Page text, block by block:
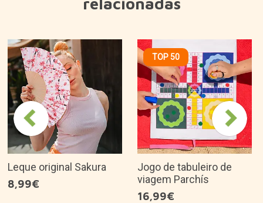
Leque original Sakura
8,99€
TOP 50
Jogo de tabuleiro de
viagem Parchís
16,99€